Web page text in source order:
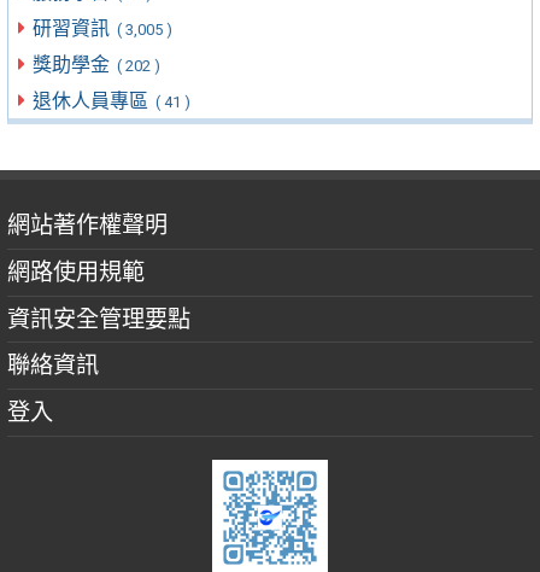
研習資訊 ( 3,005 )
獎助學金 ( 202 )
退休人員專區 ( 41 )
網站著作權聲明
網路使用規範
資訊安全管理要點
聯絡資訊
登入